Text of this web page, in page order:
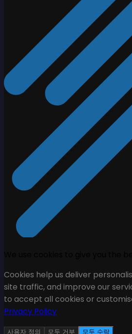
Cookies help us deliver
site traffic, and improve our
to accept all cookies or
Privacy Policy
사용자 정의 모두 거부 모두 수락